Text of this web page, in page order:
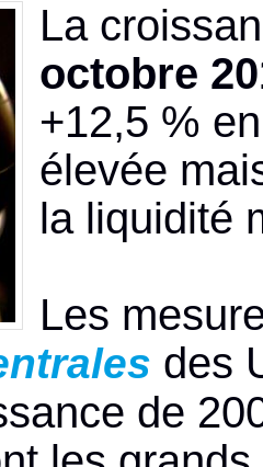
La
octobre
+12,5 %
élevée
la liquidité
Les
des
de